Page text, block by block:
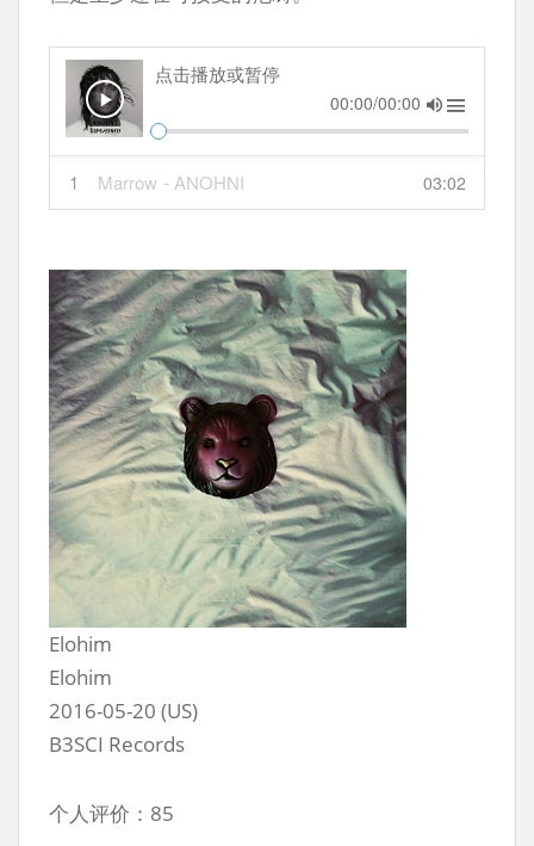
点击播放或暂停
00:00/00:00
1 Marrow - ANOHNI 03:02
Elohim
Elohim
2016-05-20 (US)
B3SCI Records
个人评价：85